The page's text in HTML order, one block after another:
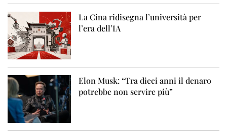
La Cina ridisegna l’università per
l’era dell’IA
Elon Musk: “Tra dieci anni il denaro
potrebbe non servire più”